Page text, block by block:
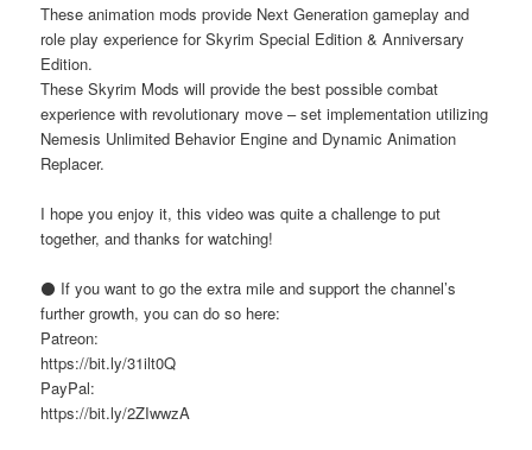
These animation mods provide Next Generation gameplay and
role play experience for Skyrim Special Edition & Anniversary
Edition.
These Skyrim Mods will provide the best possible combat
experience with revolutionary move – set implementation utilizing
Nemesis Unlimited Behavior Engine and Dynamic Animation
Replacer.
I hope you enjoy it, this video was quite a challenge to put
together, and thanks for watching!
⚫️ If you want to go the extra mile and support the channel’s
further growth, you can do so here:
Patreon:
https://bit.ly/31ilt0Q
PayPal:
https://bit.ly/2ZIwwzA